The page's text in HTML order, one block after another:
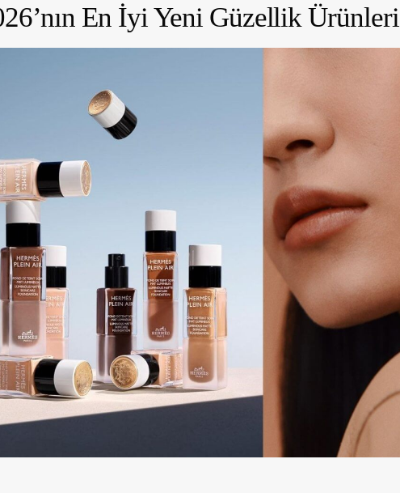
En İyi Yeni Güzellik Ürünleri